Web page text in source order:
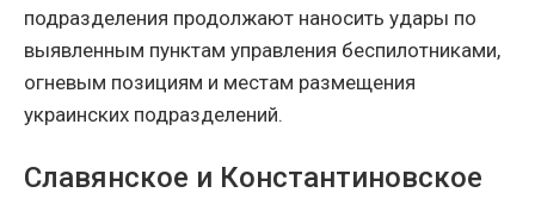
подразделения продолжают наносить удары по
выявленным пунктам управления беспилотниками,
огневым позициям и местам размещения
украинских подразделений.
Славянское и Константиновское